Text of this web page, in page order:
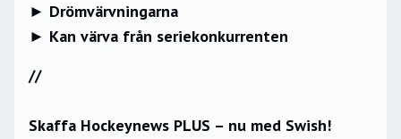
► Drömvärvningarna
► Kan värva från seriekonkurrenten
//
Skaffa Hockeynews PLUS – nu med Swish!